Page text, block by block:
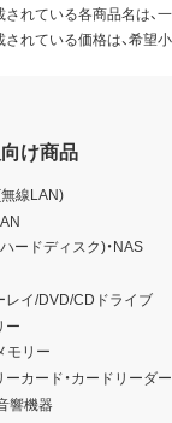
れている各商品名は、
れている価格は、希望小
け商品
線LAN)
ードディスク)・NAS
レイ/DVD/CDドライブ
ー
モリー
ーカード・カードリーダ
響機器